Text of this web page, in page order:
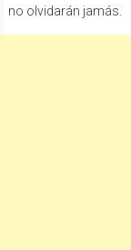
no olvidarán jamás.